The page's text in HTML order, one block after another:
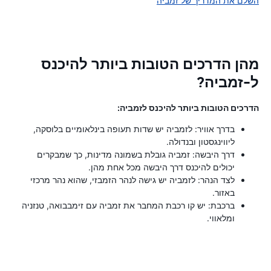
מהן הדרכים הטובות ביותר להיכנס
ל-זמביה?
הדרכים הטובות ביותר להיכנס לזמביה:
בדרך אוויר: לזמביה יש שדות תעופה בינלאומיים בלוסקה,
ליווינגסטון ובנדולה.
דרך היבשה: זמביה גובלת בשמונה מדינות, כך שמבקרים
יכולים להיכנס דרך היבשה מכל אחת מהן.
לצד הנהר: לזמביה יש גישה לנהר הזמבזי, שהוא נהר מרכזי
באזור.
ברכבת: יש קו רכבת המחבר את זמביה עם זימבבואה, טנזניה
ומלאווי.